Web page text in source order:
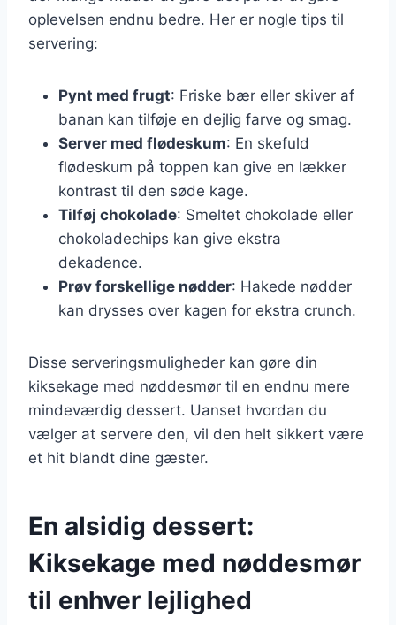
oplevelsen endnu bedre. Her er nogle tips til
servering:
Pynt med frugt: Friske bær eller skiver af
banan kan tilføje en dejlig farve og smag.
Server med flødeskum: En skefuld
flødeskum på toppen kan give en lækker
kontrast til den søde kage.
Tilføj chokolade: Smeltet chokolade eller
chokoladechips kan give ekstra
dekadence.
Prøv forskellige nødder: Hakede nødder
kan drysses over kagen for ekstra crunch.
Disse serveringsmuligheder kan gøre din
kiksekage med nøddesmør til en endnu mere
mindeværdig dessert. Uanset hvordan du
vælger at servere den, vil den helt sikkert være
et hit blandt dine gæster.
En alsidig dessert:
Kiksekage med nøddesmør
til enhver lejlighed